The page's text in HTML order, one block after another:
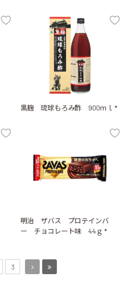
黒麹 琉球もろみ酢 900ｍｌ *
明治 ザバス プロテインバ
ー チョコレート味 44ｇ *
3